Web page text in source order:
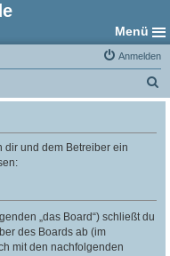
Menü
Anmelden
u
dir und dem Betreiber ein
„das Board“) schließt du
des Boards ab (im
mit den nachfolgenden